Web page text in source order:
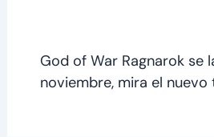
God of War Ragnarok se
noviembre, mira el nuevo